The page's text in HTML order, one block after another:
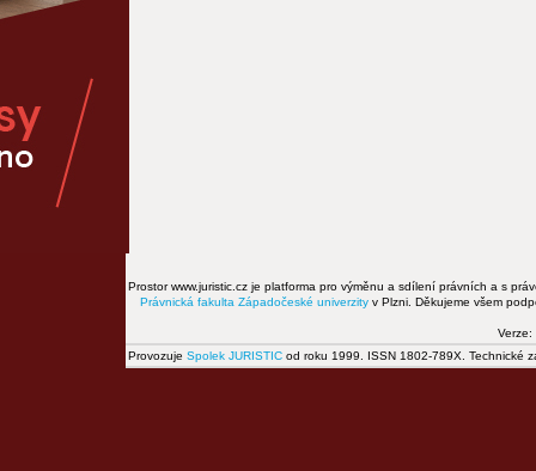
Prostor www.juristic.cz je platforma pro výměnu a sdílení právních a s
Právnická fakulta Západočeské univerzity v Plzni. Děkujeme všem
Verze:
Provozuje Spolek JURISTIC od roku 1999. ISSN 1802-789X. Technické